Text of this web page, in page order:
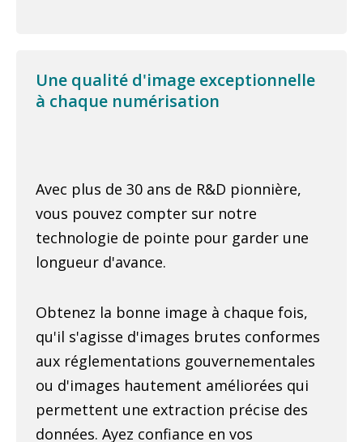
Une qualité d'image exceptionnelle
à chaque numérisation
Avec plus de 30 ans de R&D pionnière,
vous pouvez compter sur notre
technologie de pointe pour garder une
longueur d'avance.
Obtenez la bonne image à chaque fois,
qu'il s'agisse d'images brutes conformes
aux réglementations gouvernementales
ou d'images hautement améliorées qui
permettent une extraction précise des
données. Ayez confiance en vos